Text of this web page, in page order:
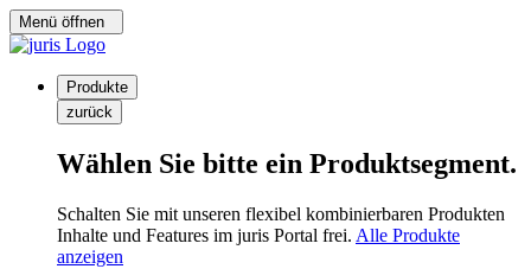
Menü öffnen
Produkte
zurück
Wählen Sie bitte ein Produktsegment.
Schalten Sie mit unseren flexibel kombinierbaren Produkten
Inhalte und Features im juris Portal frei. Alle Produkte
anzeigen